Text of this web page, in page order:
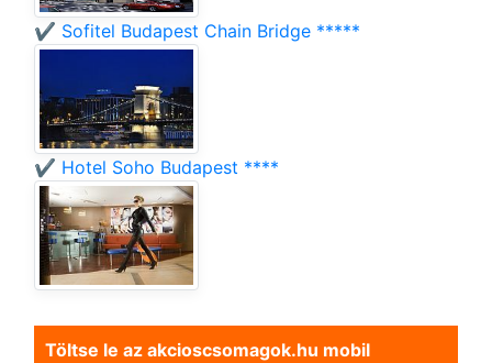
✔️ Sofitel Budapest Chain Bridge *****
✔️ Hotel Soho Budapest ****
Töltse le az akcioscsomagok.hu mobil